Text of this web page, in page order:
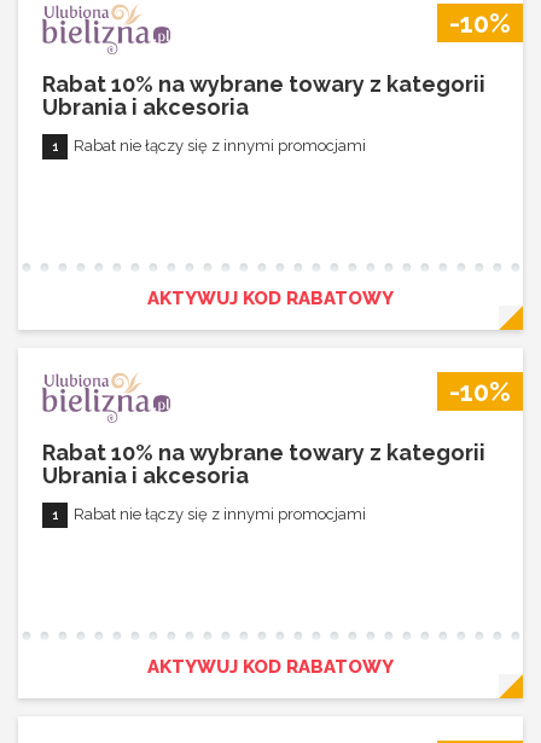
-10%
Rabat 10% na wybrane towary z kategorii
Ubrania i akcesoria
Rabat nie łączy się z innymi promocjami
AKTYWUJ KOD RABATOWY
-10%
Rabat 10% na wybrane towary z kategorii
Ubrania i akcesoria
Rabat nie łączy się z innymi promocjami
AKTYWUJ KOD RABATOWY